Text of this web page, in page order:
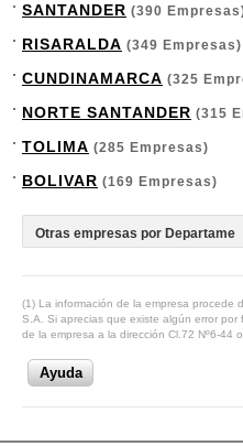
SANTANDER (390
RISARALDA (349 Empresas)
CUNDINAMARCA (325
NORTE SANTANDER (315
TOLIMA (285 Empresas)
BOLIVAR (169 Empresas)
(1) La información de la empresa procede
S.A. Si aprecias que existe algún error
de la empresa a la dirección Cl.72 Nº6-44
Ayuda